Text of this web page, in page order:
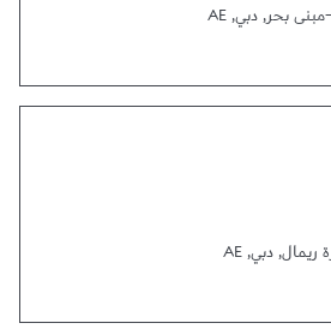
مبنى بحر, دبي,
AE
ريمال, دبي,
AE